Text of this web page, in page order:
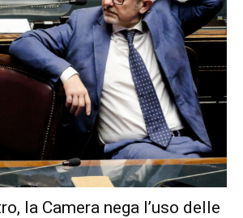
la Camera nega l’uso delle